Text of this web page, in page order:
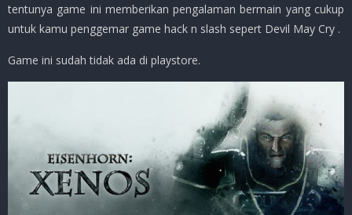
tentunya game ini memberikan pengalaman bermain yang cukup
untuk kamu penggemar game hack n slash sepert Devil May Cry .
Game ini sudah tidak ada di playstore.